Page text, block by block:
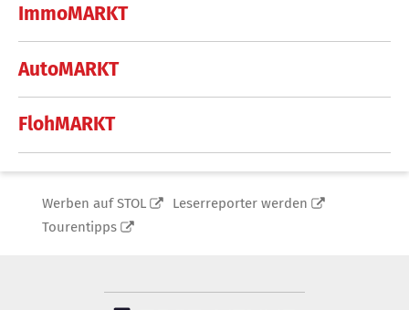
ImmoMARKT
AutoMARKT
FlohMARKT
Werben auf STOL
Leserreporter werden
Tourentipps